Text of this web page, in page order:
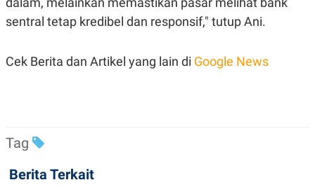
sentral tetap kredibel dan responsif," tutup Ani.
Cek Berita dan Artikel yang lain di Google News
Tag
Berita Terkait